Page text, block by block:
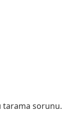
tarama sorunu.